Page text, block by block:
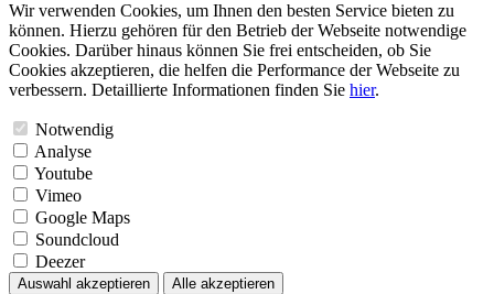
Wir verwenden Cookies, um Ihnen den besten Service bieten zu
können. Hierzu gehören für den Betrieb der Webseite notwendige
Cookies. Darüber hinaus können Sie frei entscheiden, ob Sie
Cookies akzeptieren, die helfen die Performance der Webseite zu
verbessern. Detaillierte Informationen finden Sie hier.
Notwendig
Analyse
Youtube
Vimeo
Google Maps
Soundcloud
Deezer
Auswahl akzeptieren Alle akzeptieren